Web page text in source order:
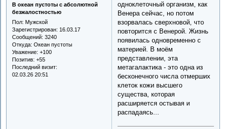
В океан пустоты с абсолютной
безжалостностью
Пол: Мужской
Зарегистрирован: 16.03.17
Сообщений: 3240
Откуда: Океан пустоты
Уважение: +100
Позитив: +55
Последний визит:
02.03.26 20:51
одноклеточный организм, как
Венера сейчас, но потом
взорвалась сверхновой, что
повторится с Венерой. Жизнь
появилась одновременно с
материей. В моём
представлении, эта
метагалактика - это одна из
бесконечного числа отмерших
клеток кожи высшего
существа, которая
расширяется остывая и
распадаясь...